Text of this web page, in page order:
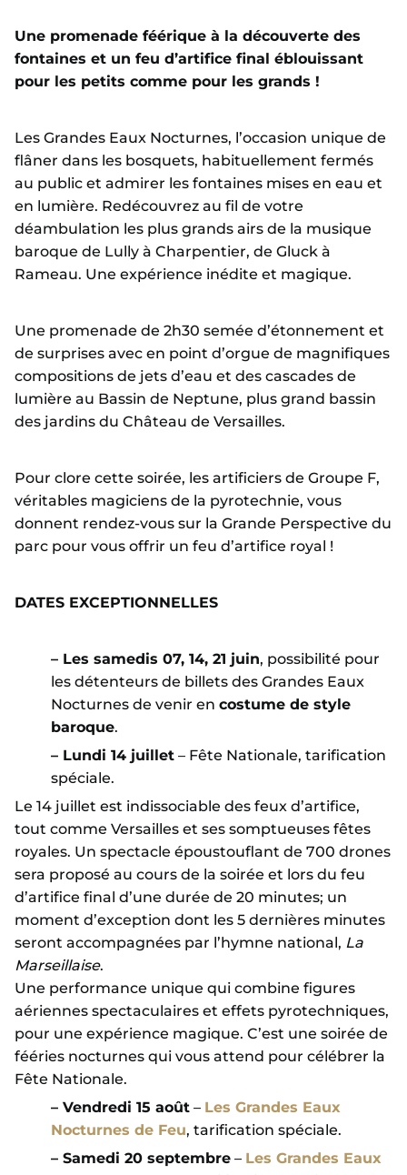
Une promenade féérique à la découverte des
fontaines et un feu d’artifice final éblouissant
pour les petits comme pour les grands !
Les Grandes Eaux Nocturnes, l’occasion unique de
flâner dans les bosquets, habituellement fermés
au public et admirer les fontaines mises en eau et
en lumière. Redécouvrez au fil de votre
déambulation les plus grands airs de la musique
baroque de Lully à Charpentier, de Gluck à
Rameau. Une expérience inédite et magique.
Une promenade de 2h30 semée d’étonnement et
de surprises avec en point d’orgue de magnifiques
compositions de jets d’eau et des cascades de
lumière au Bassin de Neptune, plus grand bassin
des jardins du Château de Versailles.
Pour clore cette soirée, les artificiers de Groupe F,
véritables magiciens de la pyrotechnie, vous
donnent rendez-vous sur la Grande Perspective du
parc pour vous offrir un feu d’artifice royal !
DATES EXCEPTIONNELLES
– Les samedis 07, 14, 21 juin, possibilité pour
les détenteurs de billets des Grandes Eaux
Nocturnes de venir en costume de style
baroque.
– Lundi 14 juillet – Fête Nationale, tarification
spéciale.
Le 14 juillet est indissociable des feux d’artifice,
tout comme Versailles et ses somptueuses fêtes
royales. Un spectacle époustouflant de 700 drones
sera proposé au cours de la soirée et lors du feu
d’artifice final d’une durée de 20 minutes; un
moment d’exception dont les 5 dernières minutes
seront accompagnées par l’hymne national, La
Marseillaise.
Une performance unique qui combine figures
aériennes spectaculaires et effets pyrotechniques,
pour une expérience magique. C’est une soirée de
fééries nocturnes qui vous attend pour célébrer la
Fête Nationale.
– Vendredi 15 août – Les Grandes Eaux
Nocturnes de Feu, tarification spéciale.
– Samedi 20 septembre – Les Grandes Eaux